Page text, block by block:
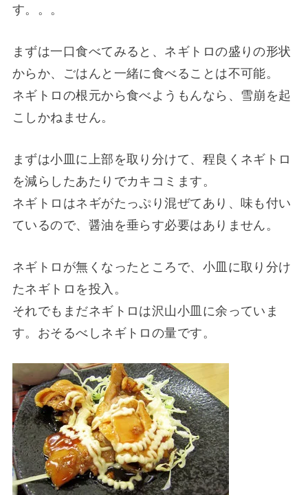
す。。。
まずは一口食べてみると、ネギトロの盛りの形状
からか、ごはんと一緒に食べることは不可能。
ネギトロの根元から食べようもんなら、雪崩を起
こしかねません。
まずは小皿に上部を取り分けて、程良くネギトロ
を減らしたあたりでカキコミます。
ネギトロはネギがたっぷり混ぜてあり、味も付い
ているので、醤油を垂らす必要はありません。
ネギトロが無くなったところで、小皿に取り分け
たネギトロを投入。
それでもまだネギトロは沢山小皿に余っていま
す。おそるべしネギトロの量です。